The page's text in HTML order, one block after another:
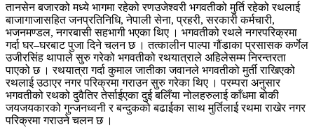
तानसेन बजारको मध्ये भागमा रहेको रणउजेश्वरी भगवतीको मुर्ति रहेको रथलाई
बाजागाजासहित जनप्रतिनिधि, नेपाली सेना, प्रहरी, सरकारी कर्मचारी,
भजनमण्डल, नगरबासी सहभागी भएका थिए । भगवतीको रथले नगरपरिक्रमा
गर्दा घर–घरबाट पुजा दिने चलन छ । तत्कालीन पाल्पा गौंडाका प्रसासक कर्णेल
उजीरसिंह थापाले सुरु गरेको भगवतीको रथयात्राले अहिलेसम्म निरन्तरता
पाएको छ । रथयात्रा गर्दा कुमाल जातीका जवानले भगवतीको मुर्ती राखिएको
रथलाई उठाएर नगर परिक्रमा गराउन सुरु गरेका थिए । परम्परा अनुसार
भगवतीको रथको दुवैतिर तेर्साईएका दुई बलिँया नोलहरुलाई काँधमा बोकी
जयजयकारको गुन्जनध्वनी र बन्दुकको बढाईका साथ मुर्तिलाई रथमा राखेर नगर
परिक्रमा गराउने चलन छ ।